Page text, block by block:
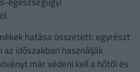
hatása összetett: egyrészt
időszakban használják
már védeni kell a hőtől és